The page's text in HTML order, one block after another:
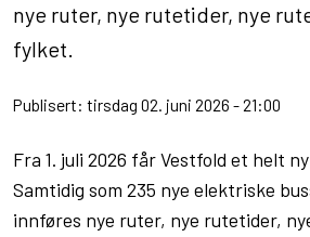
nye ruter, nye rutetider, nye
fylket.
Publisert: tirsdag 02. juni 2026 - 21:00
Fra 1. juli 2026 får Vestfold et helt
Samtidig som 235 nye elektriske
innføres nye ruter, nye rutetider,